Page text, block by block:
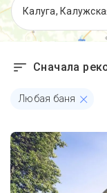
Калуга,
Сначала
Любая баня